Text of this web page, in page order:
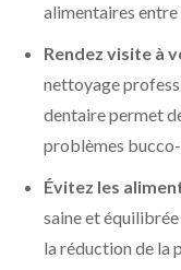
alimentaires entre
Rendez visite à
nettoyage
dentaire permet
problèmes
Évitez les
saine et
la réduction de la